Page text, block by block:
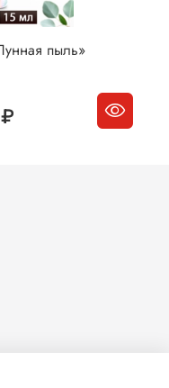
пыль»